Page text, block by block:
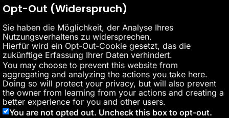
Opt-Out (Widerspruch)
Sie haben die Möglichkeit, der Analyse Ihres
Nutzungsverhaltens zu widersprechen.
Hierfür wird ein Opt-Out-Cookie gesetzt, das die
zukünftige Erfassung Ihrer Daten verhindert.
You may choose to prevent this website from
aggregating and analyzing the actions you take here.
Doing so will protect your privacy, but will also prevent
the owner from learning from your actions and creating a
better experience for you and other users.
You are not opted out. Uncheck this box to opt-out.